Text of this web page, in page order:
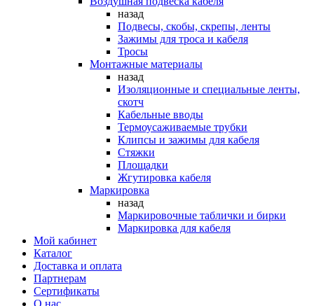
назад
Подвесы, скобы, скрепы, ленты
Зажимы для троса и кабеля
Тросы
Монтажные материалы
назад
Изоляционные и специальные ленты,
скотч
Кабельные вводы
Термоусаживаемые трубки
Клипсы и зажимы для кабеля
Стяжки
Площадки
Жгутировка кабеля
Маркировка
назад
Маркировочные таблички и бирки
Маркировка для кабеля
Мой кабинет
Каталог
Доставка и оплата
Партнерам
Сертификаты
О нас